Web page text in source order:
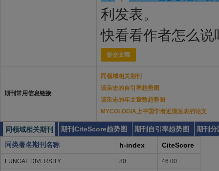
利发表。
快看看作者怎么说
提交文稿
期刊常用信息链接
同领域相关期刊
该杂志的自引率趋势图
该杂志的年文章数趋势图
MYCOLOGIA上中国学者近期发表的论文
同领域相关期刊 期刊CiteScore趋势图 期刊自引率趋势图
期刊分
同类著名期刊名称
h-index CiteScore
FUNGAL DIVERSITY 80 46.00